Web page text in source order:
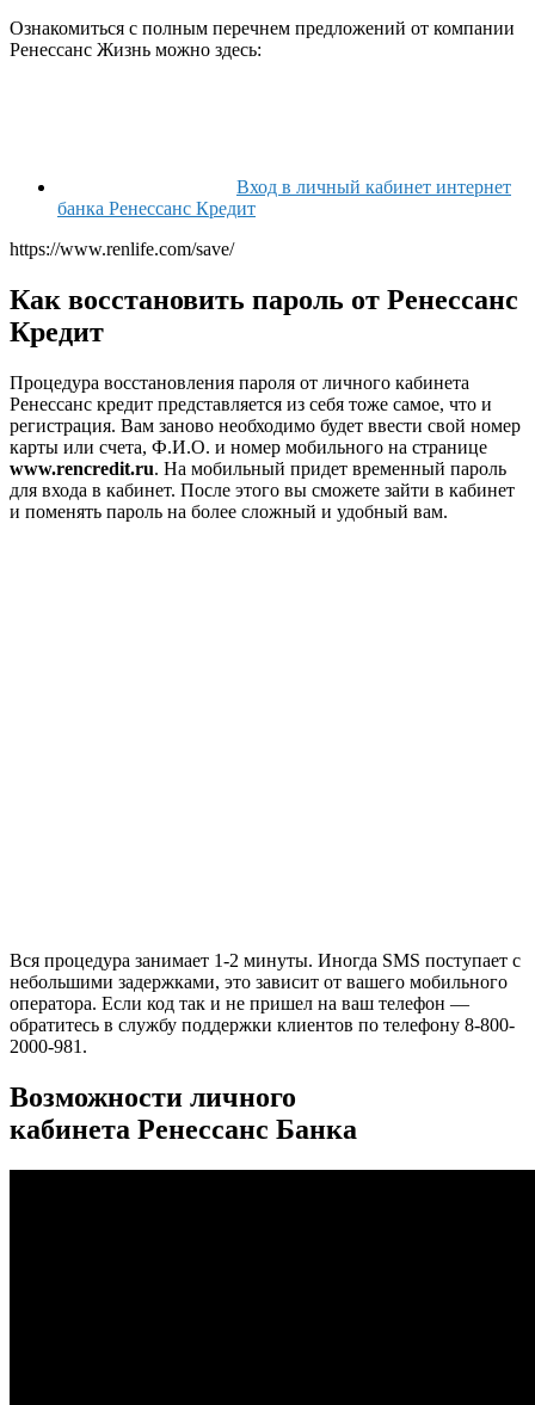
Ознакомиться с полным перечнем предложений от компании
Ренессанс Жизнь можно здесь:
Вход в личный кабинет интернет
банка Ренессанс Кредит
https://www.renlife.com/save/
Как восстановить пароль от Ренессанс
Кредит
Процедура восстановления пароля от личного кабинета
Ренессанс кредит представляется из себя тоже самое, что и
регистрация. Вам заново необходимо будет ввести свой номер
карты или счета, Ф.И.О. и номер мобильного на странице
www.rencredit.ru. На мобильный придет временный пароль
для входа в кабинет. После этого вы сможете зайти в кабинет
и поменять пароль на более сложный и удобный вам.
Вся процедура занимает 1-2 минуты. Иногда SMS поступает с
небольшими задержками, это зависит от вашего мобильного
оператора. Если код так и не пришел на ваш телефон —
обратитесь в службу поддержки клиентов по телефону 8-800-
2000-981.
Возможности личного
кабинета Ренессанс Банка